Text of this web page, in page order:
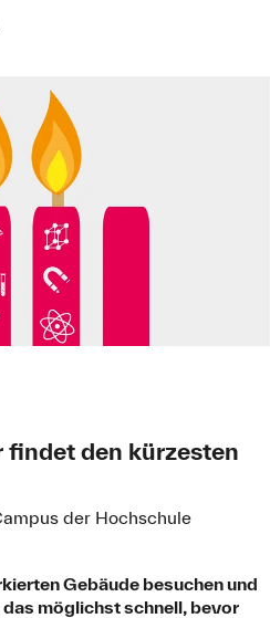
den kürzesten
der Hochschule
Gebäude besuchen und
möglichst schnell, bevor